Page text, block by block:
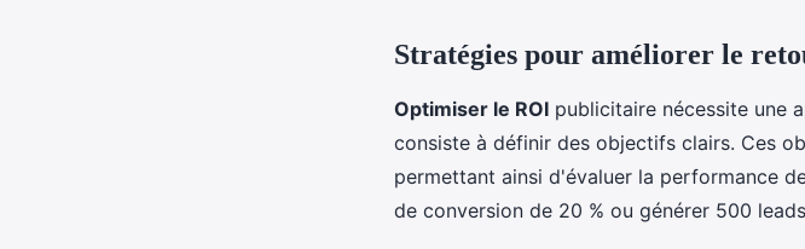
Stratégies pour améliorer le
Optimiser le ROI publicitaire nécessite une
consiste à définir des objectifs clairs. Ces
permettant ainsi d'évaluer la performance
de conversion de 20 % ou générer 500